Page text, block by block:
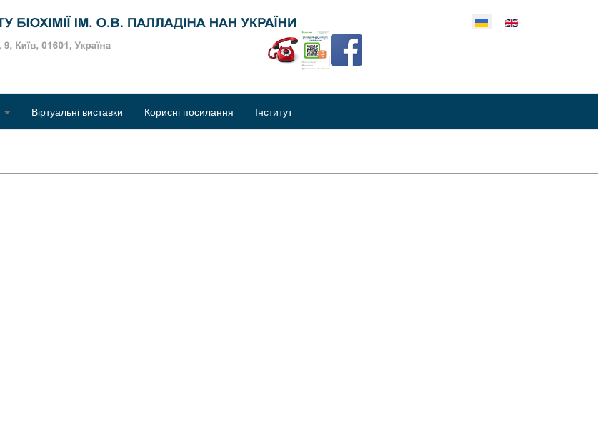
Оберіть свою мову
Віртуальні виставки Корисні посилання Інститут